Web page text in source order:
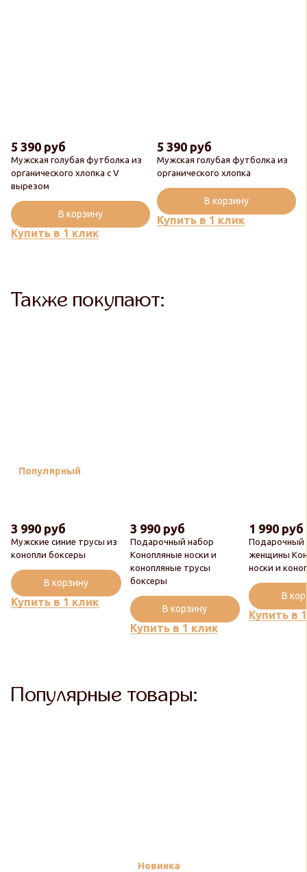
Мужская голубая футболка из
органического хлопка с V
вырезом
5 390 руб
Купить в 1 клик
В корзину
Мужская голубая футболка из
органического хлопка
5 390 руб
Купить в 1 клик
В корзину
Также покупают:
Популярный
Мужские синие трусы из
конопли боксеры
3 990 руб
Купить в 1 клик
В корзину
Подарочный набор
Конопляные носки и
конопляные трусы
боксеры
3 990 руб
Купить в 1 клик
В корзину
Подарочный
женщины
носки и
1 990 руб
Купить в
В
Популярные товары:
Новинка